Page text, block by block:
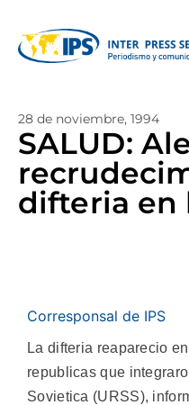
28 de noviembre, 1994
SALUD:
difteria en
Corresponsal de IPS
La difteria reaparecio
republicas que
Sovietica (URSS),